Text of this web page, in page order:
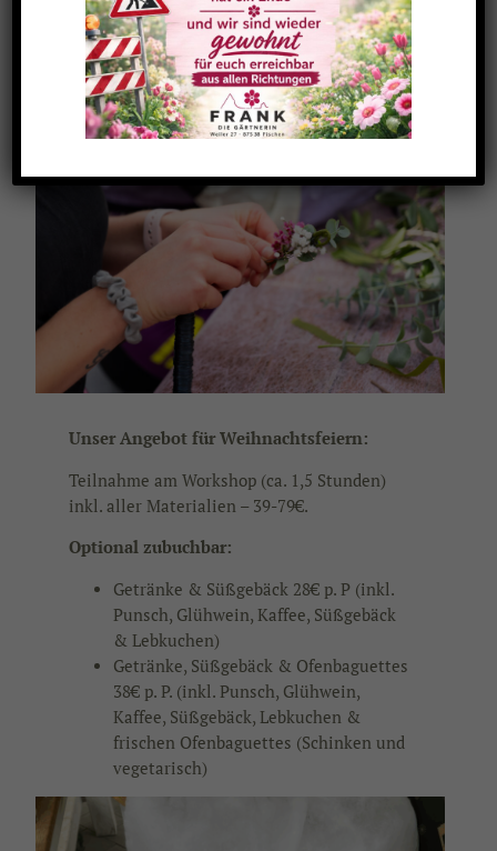
Deinen individuellen Floristik-Workshop. Wir
freuen uns darauf!
Unser Angebot für Weihnachtsfeiern:
Teilnahme am Workshop (ca. 1,5 Stunden)
inkl. aller Materialien – 39-79€.
Optional zubuchbar:
Getränke & Süßgebäck 28€ p. P (inkl.
Punsch, Glühwein, Kaffee, Süßgebäck
& Lebkuchen)
Getränke, Süßgebäck & Ofenbaguettes
38€ p. P. (inkl. Punsch, Glühwein,
Kaffee, Süßgebäck, Lebkuchen &
frischen Ofenbaguettes (Schinken und
vegetarisch)